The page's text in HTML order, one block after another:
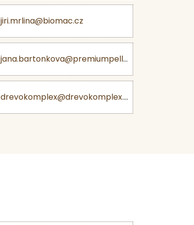
jiri.mrlina@biomac.cz
jana.bartonkova@premiumpellets.cz
drevokomplex@drevokomplex.com